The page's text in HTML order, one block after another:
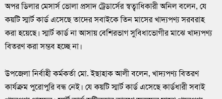
অপর ডিলার মেসার্স ভোলা প্রসাদ ট্রেডার্সের স্বত্বাধিকারী অনিল বলেন, যে
কয়টি স্মার্ট কার্ড এসেছে তাদের সবাইকে তিন মাসের খাদ্যপণ্য সরবরাহ
করা হয়েছে। স্মার্ট কার্ড না আসায় বেশিরভাগ সুবিধাভোগীর মাঝে খাদ্যপণ্য
বিতরণ করা সম্ভব হচ্ছে না।
উপজেলা নির্বাহী কর্মকর্তা মো. ইছাহাক আলী বলেন, খাদ্যপণ্য বিতরণ
কার্যক্রম পুরোপুরি বন্ধ নেই। যে কয়টি স্মার্ট কার্ড এসেছে কার্ডধারী সবাই